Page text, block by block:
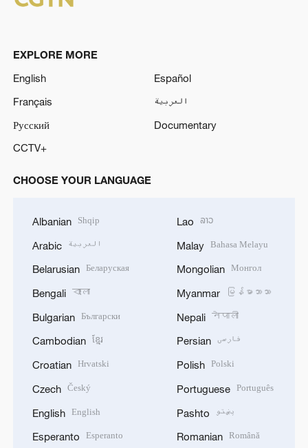
EXPLORE MORE
English
Español
Français
العربية
Русский
Documentary
CCTV+
CHOOSE YOUR LANGUAGE
Albanian Shqip
Arabic العربية
Belarusian Беларуская
Bengali বাংলা
Bulgarian Български
Cambodian ខ្មែរ
Croatian Hrvatski
Czech Český
English English
Esperanto Esperanto
Lao ລາວ
Malay Bahasa Melayu
Mongolian Монгол
Myanmar မြန်မာဘာသာ
Nepali नेपाली
Persian فارسی
Polish Polski
Portuguese Português
Pashto پښتو
Romanian Română